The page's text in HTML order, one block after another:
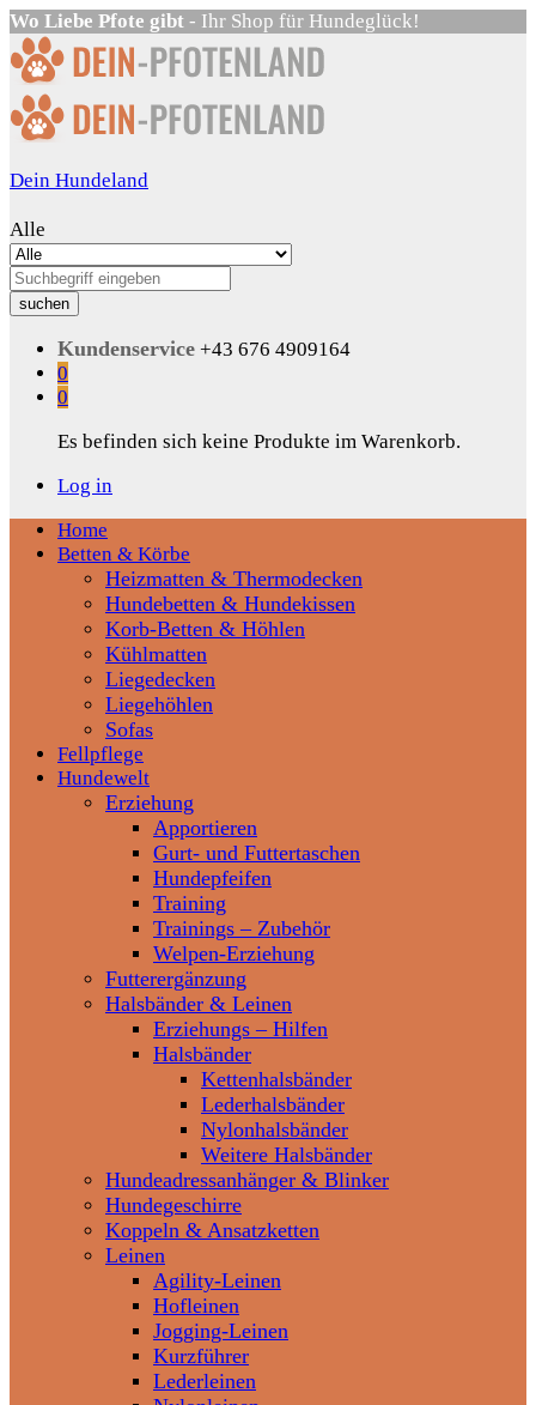
Wo Liebe Pfote gibt - Ihr Shop für Hundeglück!
Dein Hundeland
Alle
suchen
Kundenservice +43 676 4909164
0
0
Es befinden sich keine Produkte im Warenkorb.
Log in
Home
Betten & Körbe
Heizmatten & Thermodecken
Hundebetten & Hundekissen
Korb-Betten & Höhlen
Kühlmatten
Liegedecken
Liegehöhlen
Sofas
Fellpflege
Hundewelt
Erziehung
Apportieren
Gurt- und Futtertaschen
Hundepfeifen
Training
Trainings – Zubehör
Welpen-Erziehung
Futterergänzung
Halsbänder & Leinen
Erziehungs – Hilfen
Halsbänder
Kettenhalsbänder
Lederhalsbänder
Nylonhalsbänder
Weitere Halsbänder
Hundeadressanhänger & Blinker
Hundegeschirre
Koppeln & Ansatzketten
Leinen
Agility-Leinen
Hofleinen
Jogging-Leinen
Kurzführer
Lederleinen